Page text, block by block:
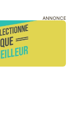
ANNONCE